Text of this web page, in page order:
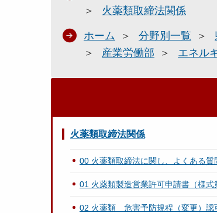
火薬類取締法関係
ホーム 分野別一覧
産業労働部
エネル
火薬類取締法関係
00 火薬類取締法に関し、よくある質
01 火薬類製造営業許可申請書（様式
02 火薬類 危害予防規程（変更）認